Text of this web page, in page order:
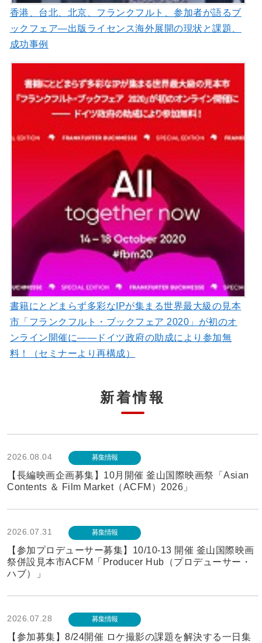
香港、台北、北京、フランクフルト、参加者が語るブ
ックフェア—出版ライセンス海外展開の現状と課題、
成功事例
書籍にとどまらず多彩なIPが集まる世界最大級の見本
市「フランクフルト・ブックフェア 2020」が初のオ
ンライン開催に――ドイツ政府の助成により参加無
料！（セミナーより再構成）
新着情報
2026.08.04 募集情報
【長編映画企画募集】10月開催 釜山国際映画祭「Asian
Contents ＆ Film Market（ACFM）2026」
2026.07.31 募集情報
【参加プロデューサー募集】10/10-13 開催 釜山国際映画
祭併設見本市ACFM「Producer Hub（プロデューサー・
ハブ）」
2026.07.28 募集情報
【参加募集】8/24開催 ロケ撮影の課題を解決する一日集